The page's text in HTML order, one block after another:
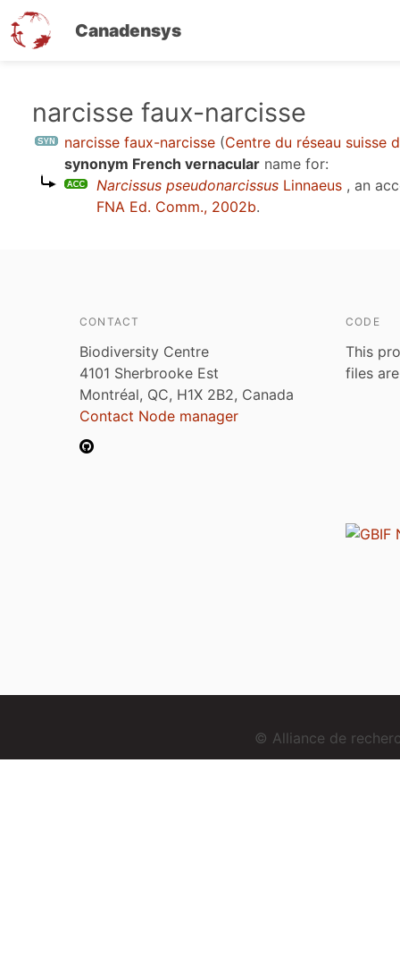
Canadensys
narcisse faux-narcisse
narcisse faux-narcisse (Centre du réseau suisse
synonym French vernacular name for:
Narcissus pseudonarcissus Linnaeus , an
FNA Ed. Comm., 2002b.
CONTACT
Biodiversity Centre
4101 Sherbrooke Est
Montréal, QC, H1X 2B2, Canada
Contact Node manager
CODE
This
files
© Alliance de